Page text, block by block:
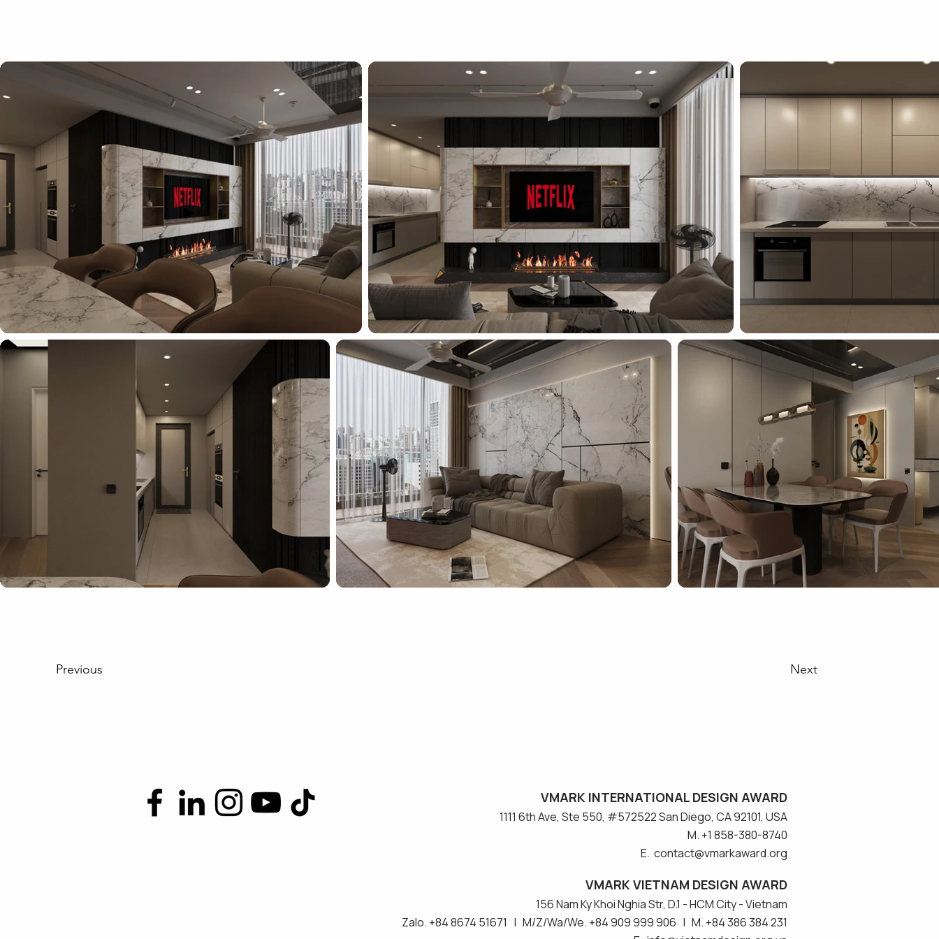
Previous Next
VMARK INTERNATIONAL DESIGN AWARD
​1111 6th Ave, Ste 550, #572522 San Diego, CA 92101, USA
M. +1 858-380-8740
E. contact@vmarkaward.org
VMARK VIETNAM DESIGN AWARD
156 Nam Ky Khoi Nghia Str, D.1 - HCM City - Vietnam​
Zalo. +84 8674 51671 | M/Z/Wa/We. +84 909 999 906 | M. +84 386 384 231